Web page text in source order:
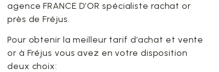
agence FRANCE D’OR spécialiste rachat or
près de Fréjus.
Pour obtenir la meilleur tarif d’achat et vente
or à Fréjus vous avez en votre disposition
deux choix: